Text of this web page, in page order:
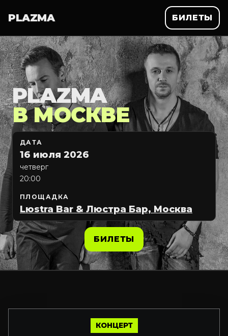
PLAZMA БИЛЕТЫ
PLAZMA
В МОСКВЕ
ДАТА
16 июля 2026
четверг
20:00
ПЛОЩАДКА
Lюstra Bar & Люстра Бар, Москва
БИЛЕТЫ
КОНЦЕРТ